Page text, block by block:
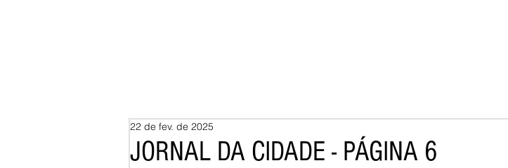
JORNAL DA CIDADE - PÁGINA 6
22 de fev. de 2025